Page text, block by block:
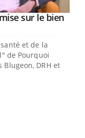
sur le bien
et de la
de Pourquoi
Blugeon, DRH et